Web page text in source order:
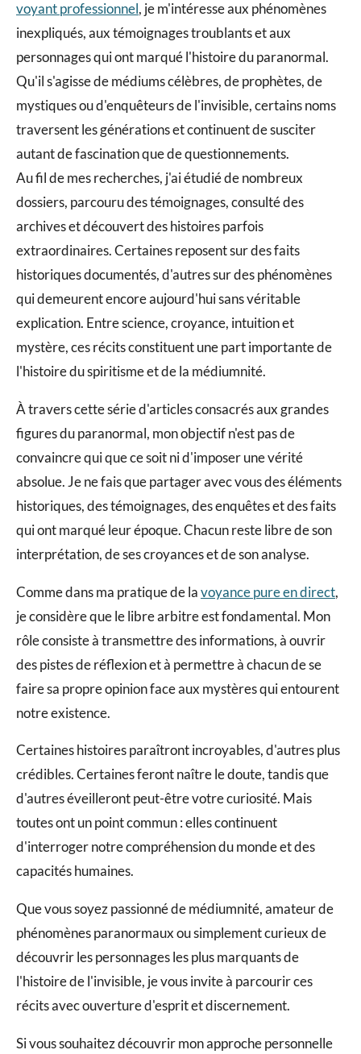
voyant professionnel , je m'intéresse aux phénomènes
inexpliqués, aux témoignages troublants et aux
personnages qui ont marqué l'histoire du paranormal.
Qu'il s'agisse de médiums célèbres, de prophètes, de
mystiques ou d'enquêteurs de l'invisible, certains noms
traversent les générations et continuent de susciter
autant de fascination que de questionnements.
Au fil de mes recherches, j'ai étudié de nombreux
dossiers, parcouru des témoignages, consulté des
archives et découvert des histoires parfois
extraordinaires. Certaines reposent sur des faits
historiques documentés, d'autres sur des phénomènes
qui demeurent encore aujourd'hui sans véritable
explication. Entre science, croyance, intuition et
mystère, ces récits constituent une part importante de
l'histoire du spiritisme et de la médiumnité.
À travers cette série d'articles consacrés aux grandes
figures du paranormal, mon objectif n'est pas de
convaincre qui que ce soit ni d'imposer une vérité
absolue. Je ne fais que partager avec vous des éléments
historiques, des témoignages, des enquêtes et des faits
qui ont marqué leur époque. Chacun reste libre de son
interprétation, de ses croyances et de son analyse.
Comme dans ma pratique de la voyance pure en direct,
je considère que le libre arbitre est fondamental. Mon
rôle consiste à transmettre des informations, à ouvrir
des pistes de réflexion et à permettre à chacun de se
faire sa propre opinion face aux mystères qui entourent
notre existence.
Certaines histoires paraîtront incroyables, d'autres plus
crédibles. Certaines feront naître le doute, tandis que
d'autres éveilleront peut-être votre curiosité. Mais
toutes ont un point commun : elles continuent
d'interroger notre compréhension du monde et des
capacités humaines.
Que vous soyez passionné de médiumnité, amateur de
phénomènes paranormaux ou simplement curieux de
découvrir les personnages les plus marquants de
l'histoire de l'invisible, je vous invite à parcourir ces
récits avec ouverture d'esprit et discernement.
Si vous souhaitez découvrir mon approche personnelle